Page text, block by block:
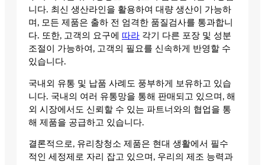
니다. 최신 생산라인을 활용하여 대량 생산이 가능하
며, 모든 제품은 출하 전 엄격한 품질검사를 통과합니
다. 또한, 고객의 요구에 따라 각기 다른 포장 및 성분
조절이 가능하여, 고객의 필요를 신속하게 반영할 수
있습니다.
국내외 유통 및 납품 사례도 풍부하게 보유하고 있습
니다. 국내의 여러 유통망을 통해 판매되고 있으며, 해
외 시장에서도 신뢰할 수 있는 파트너와의 협업을 통
해 제품을 공급하고 있습니다.
결론적으로, 유리창청소 제품은 현대 생활에서 필수
적인 세정제로 자리 잡고 있으며, 우리의 제조 능력과